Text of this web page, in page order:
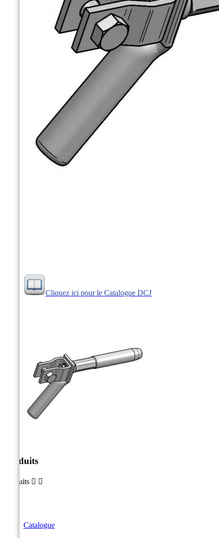
Cliquez ici pour le Catalogue DCJ
Produits
Produits  
Catalogue